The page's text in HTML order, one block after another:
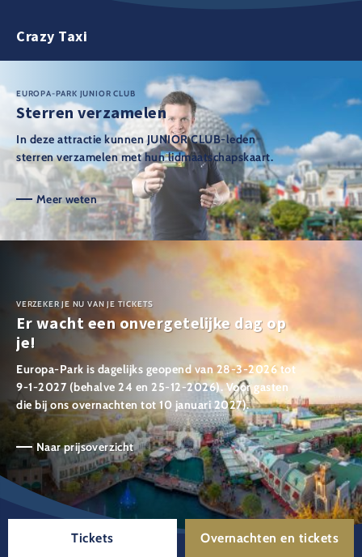
Crazy Taxi
EUROPA-PARK JUNIOR CLUB
Sterren verzamelen
In deze attractie kunnen JUNIOR CLUB-leden
sterren verzamelen met hun lidmaatschapskaart.
Meer weten
VERZEKER JE NU VAN JE TICKETS
Er wacht een onvergetelijke dag op
je!
Europa-Park is dagelijks geopend van 28-3-2026 tot
9-1-2027 (behalve 24 en 25-12-2026). Voor gasten
die bij ons overnachten tot 10 januari 2027).
Naar prijsoverzicht
Tickets Overnachten en tickets